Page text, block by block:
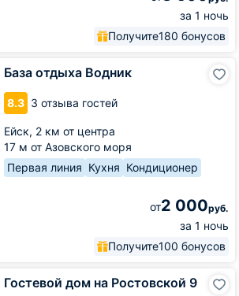
за 1 ночь
Получите180 бонусов
База отдыха Водник
8.3 3 отзыва гостей
Ейск, 2 км от центра
17 м от Азовского моря
Первая линия Кухня Кондиционер
от2 000руб.
за 1 ночь
Получите100 бонусов
Гостевой дом на Ростовской 9